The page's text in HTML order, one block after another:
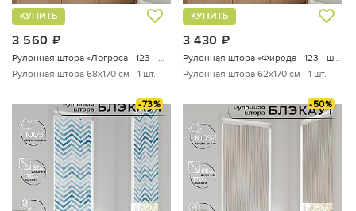
3 560
КУПИТЬ
Рулонная штора «Легроса - 123 - ширина 68 см»
Рулонная штора 68х170 см - 1 шт.
3 430
КУПИТЬ
Рулонная штора «Фиреда - 123 - ширина 62 см»
Рулонная штора 62х170 см - 1 шт.
-73% -50%